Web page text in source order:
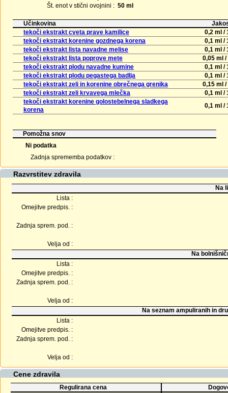
Št. enot v stični ovojnini : 50 ml
Učinkovina
tekoči ekstrakt cveta prave kamilice
0,2 ml /
tekoči ekstrakt korenine gozdnega korena
0,1 ml /
tekoči ekstrakt lista navadne melise
0,1 ml /
tekoči ekstrakt lista poprove mete
0,05 ml /
tekoči ekstrakt plodu navadne kumine
0,1 ml /
tekoči ekstrakt plodu pegastega badlja
0,1 ml /
tekoči ekstrakt zeli in korenine obrečnega grenika
0,15 ml /
tekoči ekstrakt zeli krvavega mlečka
0,1 ml /
tekoči ekstrakt korenine golostebelnega sladkega
korena
0,1 ml /
Pomožna snov
Ni podatka
Zadnja sprememba podatkov :
Razvrstitev zdravila
Na
Lista :
Omejitve predpis. :
Zadnja sprem. pod. :
Velja od :
Na
Lista :
Omejitve predpis. :
Zadnja sprem. pod. :
Velja od :
Na seznam ampuliranih in
Lista :
Omejitve predpis. :
Zadnja sprem. pod. :
Velja od :
Cene zdravila
Regulirana cena